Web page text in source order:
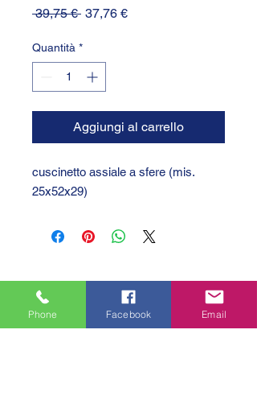
39,75 € Prezzo
37,76 €Prezzo
Quantità *
Aggiungi al carrello
cuscinetto assiale a sfere (mis.
25x52x29)
Phone Facebook Email